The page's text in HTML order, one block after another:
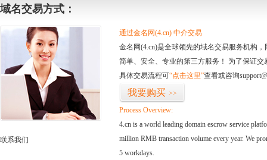
域名交易方式：
联系我们
通过金名网(4.cn) 中介交易
金名网(4.cn)是全球领先的域名交易服务机构
简单、安全、专业的第三方服务！ 为了保证
具体交易流程可“点击这里”查看或咨询
我要购买 >>
Process Overview:
4.cn is a world leading domain escrow service
million RMB transaction volume every year. We
5 workdays.